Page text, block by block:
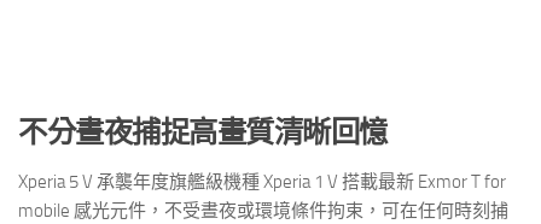
不分晝夜捕捉高畫質清晰回憶
Xperia 5 V 承襲年度旗艦級機種 Xperia 1 V 搭載最新 Exmor T for
mobile 感光元件，不受晝夜或環境條件拘束，可在任何時刻捕